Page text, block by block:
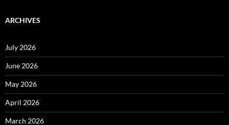
ARCHIVES
July 2026
June 2026
May 2026
April 2026
March 2026